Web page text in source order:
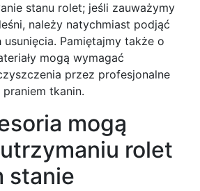
stanu rolet; jeśli zauważymy
należy natychmiast podjąć
usunięcia. Pamiętajmy także o
mogą wymagać
przez profesjonalne
tkanin.
mogą
rolet
stanie